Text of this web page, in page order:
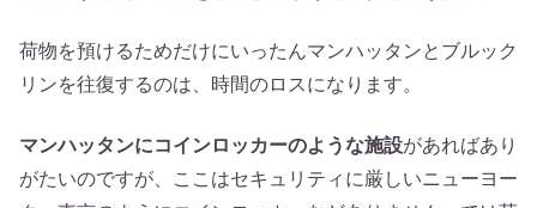
荷物を預けるためだけにいったんマンハッタンとブルック
リンを往復するのは、時間のロスになります。
マンハッタンにコインロッカーのような施設があればあり
がたいのですが、ここはセキュリティに厳しいニューヨー